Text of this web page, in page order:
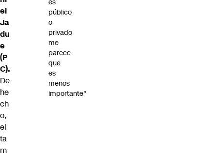
el
Ja
du
e
(P
C).
De
he
ch
o,
el
ta
m
es
público
o
privado
me
parece
que
es
menos
importante"